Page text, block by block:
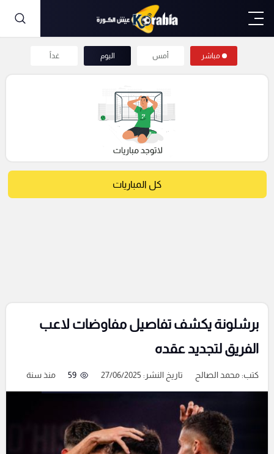
مباشر أمس اليوم غداً
كل المباريات
برشلونة يكشف تفاصيل مفاوضات لاعب
الفريق لتجديد عقده
كتب:محمد الصالح تاريخ النشر: 27/06/2025 59 منذ سنة